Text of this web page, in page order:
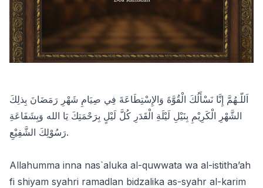
اَللّـهُمَّ إِنَّا نَسْأَلُكَ الْقُوَّةَ وَالإِسْتِطَاعَةَ فِي صِيَامِ شَهْرِ رَمَضَانَ بِذلِكَ
الشَّهْرِ الْكَرِيْمِ بِنَيْلِ لَيْلَةِ الْقَدَرِ كُلَّ لَيْلٍ بِرَحْمَتِكَ يَا الله وَبِشَفَاعَةِ
رَسُوْلِكَ الشَّفِيْعِ.
Allahumma inna nas`aluka al-quwwata wa al-istitha’ah
fi shiyam syahri ramadlan bidzalika as-syahr al-karim